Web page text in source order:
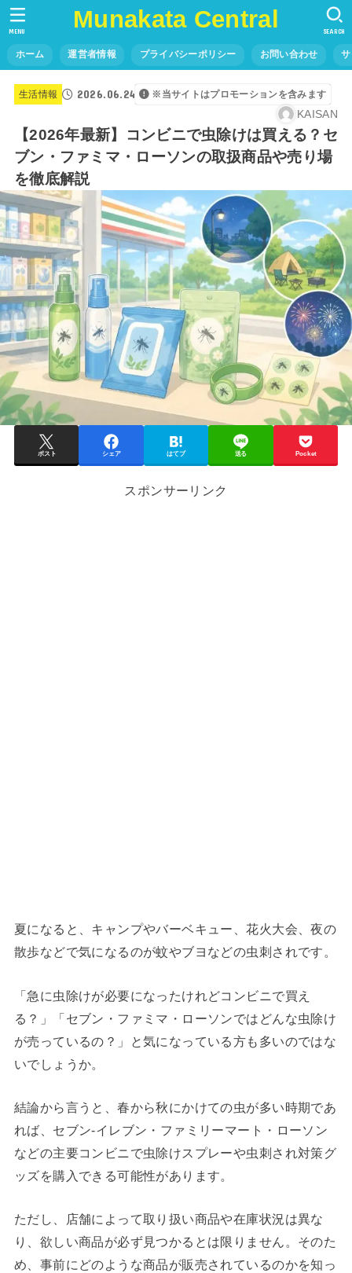
Munakata Central
ホーム 運営者情報 プライバシーポリシー お問い合わせ
SEARCH
MENU
生活情報 2026.06.24 ※当サイトはプロモーションを含みます
KAISAN
【2026年最新】コンビニで虫除けは買える？セ
ブン・ファミマ・ローソンの取扱商品や売り場
を徹底解説
ポスト シェア はてブ 送る Pocket
スポンサーリンク
夏になると、キャンプやバーベキュー、花火大会、夜の
散歩などで気になるのが蚊やブヨなどの虫刺されです。
「急に虫除けが必要になったけれどコンビニで買え
る？」「セブン・ファミマ・ローソンではどんな虫除け
が売っているの？」と気になっている方も多いのではな
いでしょうか。
結論から言うと、春から秋にかけての虫が多い時期であ
れば、セブン-イレブン・ファミリーマート・ローソン
などの主要コンビニで虫除けスプレーや虫刺され対策グ
ッズを購入できる可能性があります。
ただし、店舗によって取り扱い商品や在庫状況は異な
り、欲しい商品が必ず見つかるとは限りません。そのた
め、事前にどのような商品が販売されているのかを知っ